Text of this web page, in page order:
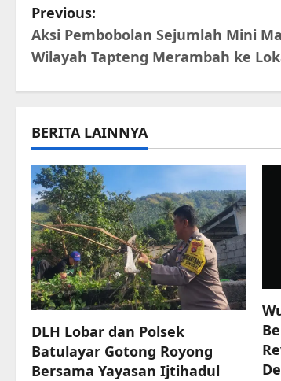
P
o
s
n
a
v
i
g
a
t
Previous:
Aksi Pembobolan Sejumlah Mini
Wilayah Tapteng Merambah ke
BERITA LAINNYA
DLH Lobar dan Polsek
Batulayar Gotong Royong
Bersama Yayasan Ijtihadul